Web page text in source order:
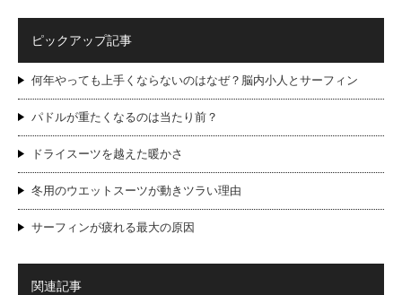
ピックアップ記事
何年やっても上手くならないのはなぜ？脳内小人とサーフィン
パドルが重たくなるのは当たり前？
ドライスーツを越えた暖かさ
冬用のウエットスーツが動きツラい理由
サーフィンが疲れる最大の原因
関連記事